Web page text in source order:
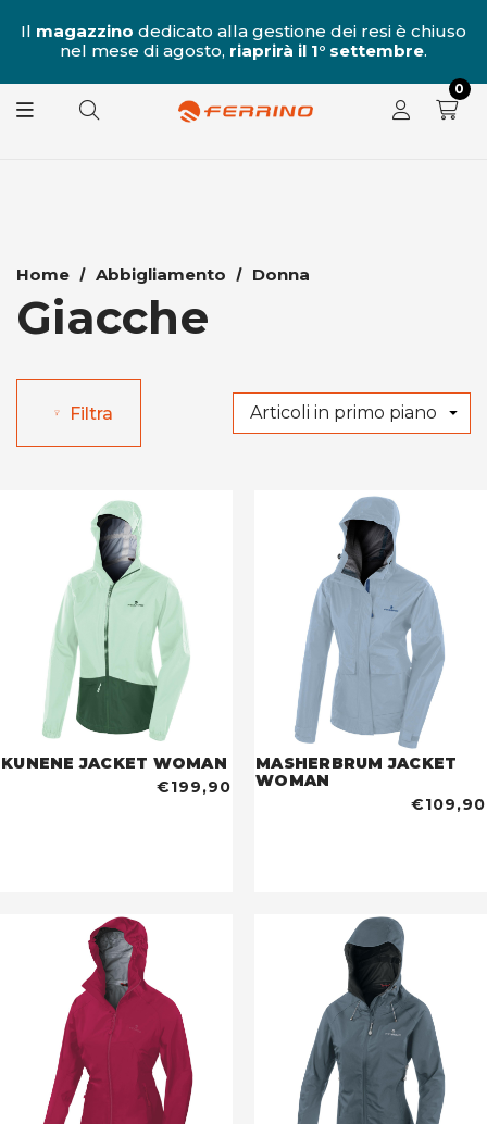
Il magazzino dedicato alla gestione dei resi è chiuso
nel mese di agosto, riaprirà il 1° settembre.
0
Home Abbigliamento Donna
Giacche
Filtra
KUNENE JACKET WOMAN
€199,90
MASHERBRUM JACKET
WOMAN
€109,90